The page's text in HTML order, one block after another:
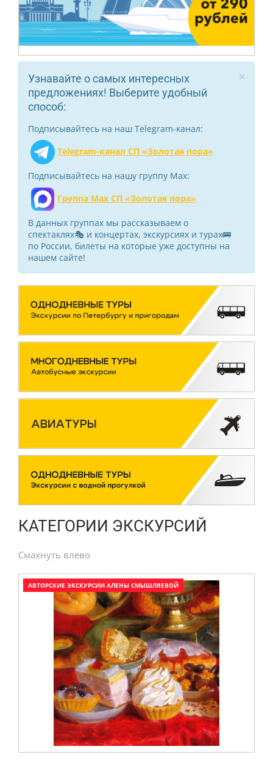
×
Узнавайте о самых интересных
предложениях! Выберите удобный
способ:
Подписывайтесь на наш Telegram-канал:
Telegram-канал СП «Золотая пора»
Подписывайтесь на нашу группу Max:
Группа Max СП «Золотая пора»
В данных группах мы рассказываем о
спектаклях🎭 и концертах, экскурсиях и турах🚌
по России, билеты на которые уже доступны на
нашем сайте!
КАТЕГОРИИ ЭКСКУРСИЙ
Смахнуть влево
АВТОРСКИЕ ЭКСКУРСИИ АЛЕНЫ СМЫШЛЯЕВОЙ